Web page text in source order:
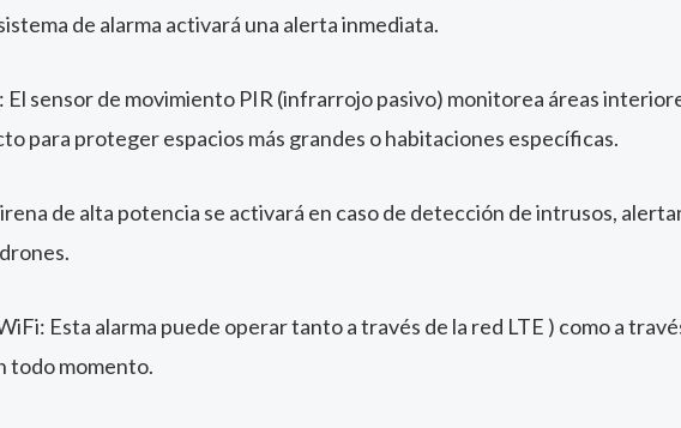
de alarma activará una alerta inmediata.
El sensor de movimiento PIR (infrarrojo pasivo) monitorea áreas
para proteger espacios más grandes o habitaciones específicas.
de alta potencia se activará en caso de detección de intrusos,
Esta alarma puede operar tanto a través de la red LTE ) como a
todo momento.